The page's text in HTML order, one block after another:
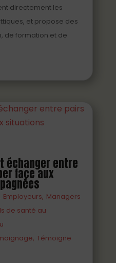
directement les
et propose des
de formation et de
échanger entre
face aux
Employeurs Managers
de santé au
Témoigne